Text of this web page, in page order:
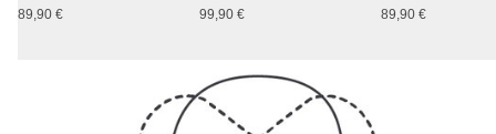
89,90 €
99,90 €
89,90 €